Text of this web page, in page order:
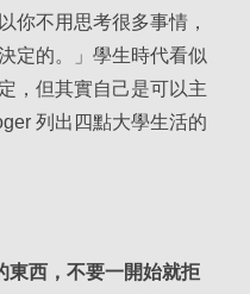
你不用思考很多事情，
定的。」學生時代看似
，但其實自己是可以主
列出四點大學生活的
東西，不要一開始就拒